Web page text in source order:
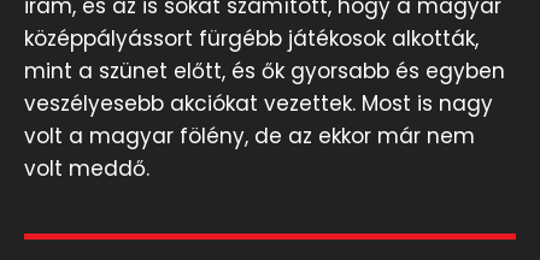
középpályássort fürgébb játékosok alkották,
mint a szünet előtt, és ők gyorsabb és egyben
veszélyesebb akciókat vezettek. Most is nagy
volt a magyar fölény, de az ekkor már nem
volt meddő.